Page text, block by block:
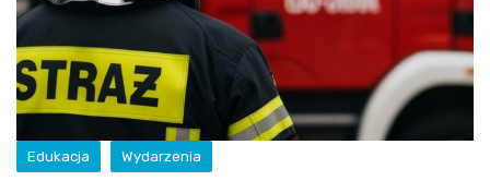
Edukacja Wydarzenia